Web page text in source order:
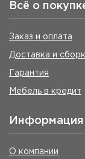
Всё о
Заказ и оплата
Доставка и
Гарантия
Мебель в кредит
Информация
О компании